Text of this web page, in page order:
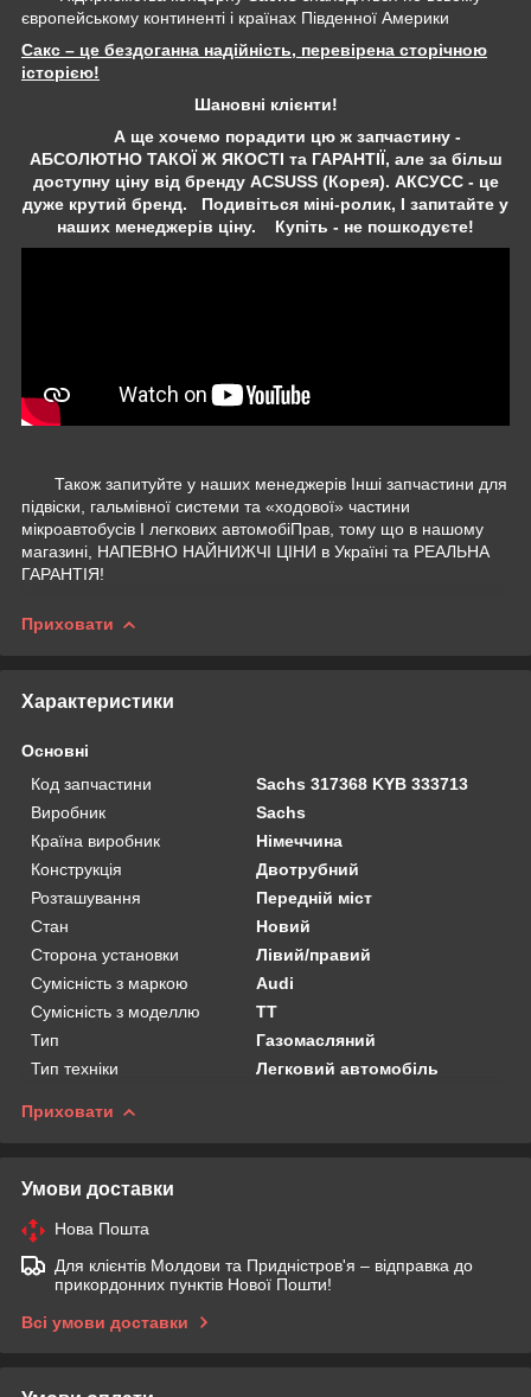
європейському континенті і країнах Південної Америки
Сакс – це бездоганна надійність, перевірена сторічною
історією!
Шановні клієнти!
А ще хочемо порадити цю ж запчастину -
АБСОЛЮТНО ТАКОЇ Ж ЯКОСТІ та ГАРАНТІЇ, але за більш
доступну ціну від бренду ACSUSS (Корея). АКСУСС - це
дуже крутий бренд. Подивіться міні-ролик, І запитайте у
наших менеджерів ціну. Купіть - не пошкодуєте!
Також запитуйте у наших менеджерів Інші запчастини для
підвіски, гальмівної системи та «ходової» частини
мікроавтобусів І легкових автомобіПрав, тому що в нашому
магазині, НАПЕВНО НАЙНИЖЧІ ЦІНИ в Україні та РЕАЛЬНА
ГАРАНТІЯ!
Приховати
Характеристики
Основні
Код запчастини
Sachs 317368 KYB 333713
Виробник
Sachs
Країна виробник
Німеччина
Конструкція
Двотрубний
Розташування
Передній міст
Стан
Новий
Сторона установки
Лівий/правий
Сумісність з маркою
Audi
Сумісність з моделлю
TT
Тип
Газомасляний
Тип техніки
Легковий автомобіль
Приховати
Умови доставки
Нова Пошта
Для клієнтів Молдови та Придністров'я – відправка до
прикордонних пунктів Нової Пошти!
Всі умови доставки